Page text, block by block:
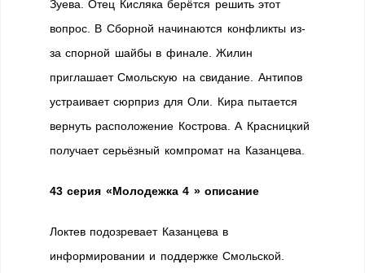
Зуева. Отец Кисляка берётся решить этот
вопрос. В Сборной начинаются конфликты из-
за спорной шайбы в финале. Жилин
приглашает Смольскую на свидание. Антипов
устраивает сюрприз для Оли. Кира пытается
вернуть расположение Кострова. А Красницкий
получает серьёзный компромат на Казанцева.
43 серия «Молодежка 4 » описание
Локтев подозревает Казанцева в
информировании и поддержке Смольской.